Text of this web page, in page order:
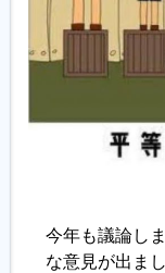
今年も議論し
な意見が出ま